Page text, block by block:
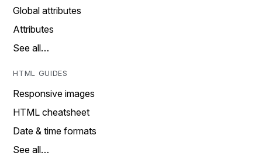
Global attributes
Attributes
See all…
HTML GUIDES
Responsive images
HTML cheatsheet
Date & time formats
See all…